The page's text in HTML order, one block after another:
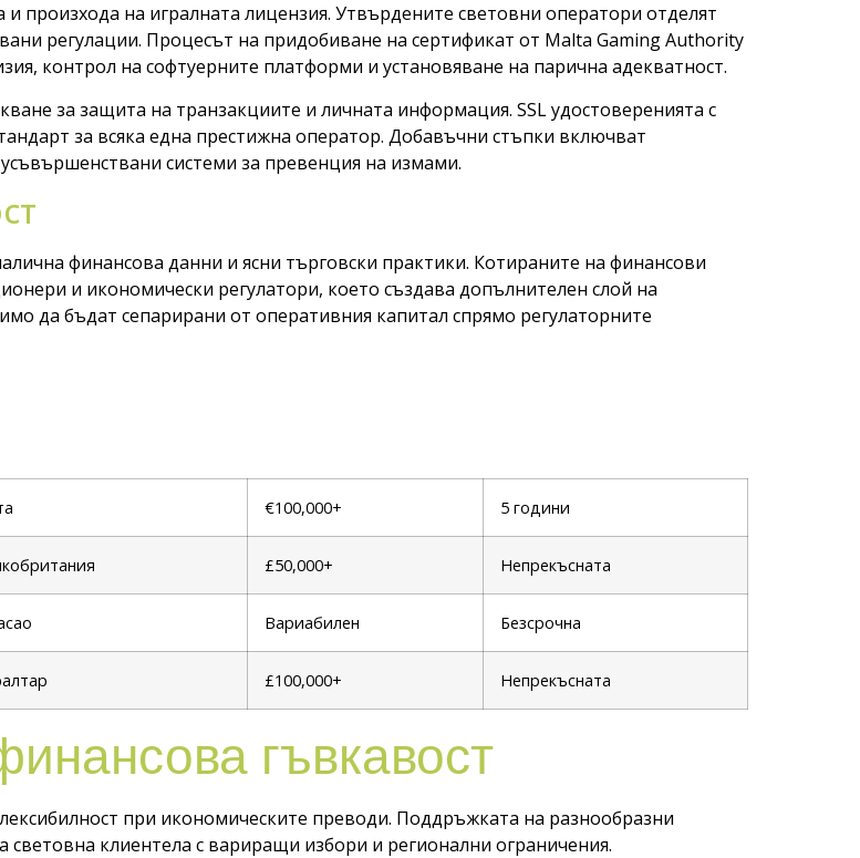
и произхода на игралната лицензия. Утвърдените световни оператори отделят
регулации. Процесът на придобиване на сертификат от Malta Gaming Authority
контрол на софтуерните платформи и установяване на парична адекватност.
за защита на транзакциите и личната информация. SSL удостоверенията с
за всяка една престижна оператор. Добавъчни стъпки включват
системи за превенция на измами.
финансова данни и ясни търговски практики. Котираните на финансови
и икономически регулатори, което създава допълнителен слой на
да бъдат сепарирани от оперативния капитал спрямо регулаторните
€100,000+ 5 години
£50,000+ Непрекъсната
Вариабилен Безсрочна
£100,000+ Непрекъсната
гъвкавост
при икономическите преводи. Поддръжката на разнообразни
клиентела с вариращи избори и регионални ограничения.